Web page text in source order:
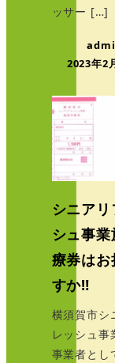
ッサー […]
2023年2
シニアリ
シュ事
療券は
すか‼
横須賀市シ
レッシュ事
事業者とし